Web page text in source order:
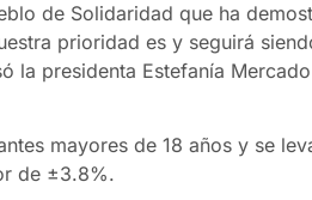
de Solidaridad que ha
prioridad es y seguirá
la presidenta Estefanía
mayores de 18 años y se
de ±3.8%.